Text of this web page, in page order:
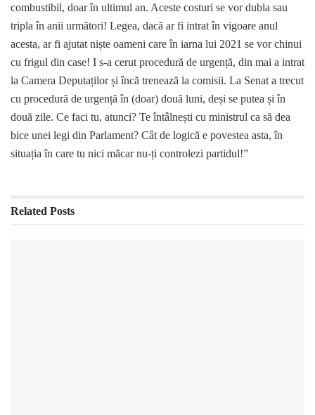
combustibil, doar în ultimul an. Aceste costuri se vor dubla sau
tripla în anii următori! Legea, dacă ar fi intrat în vigoare anul
acesta, ar fi ajutat niște oameni care în iarna lui 2021 se vor chinui
cu frigul din case! I s-a cerut procedură de urgență, din mai a intrat
la Camera Deputaților și încă trenează la comisii. La Senat a trecut
cu procedură de urgență în (doar) două luni, deși se putea și în
două zile. Ce faci tu, atunci? Te întâlnești cu ministrul ca să dea
bice unei legi din Parlament? Cât de logică e povestea asta, în
situația în care tu nici măcar nu-ți controlezi partidul!”
Related Posts